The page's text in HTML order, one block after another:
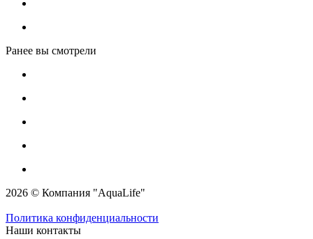
Ранее вы смотрели
2026 © Компания "AquaLife"
Политика конфиденциальности
Наши контакты